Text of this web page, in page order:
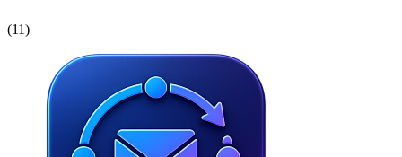
(11)